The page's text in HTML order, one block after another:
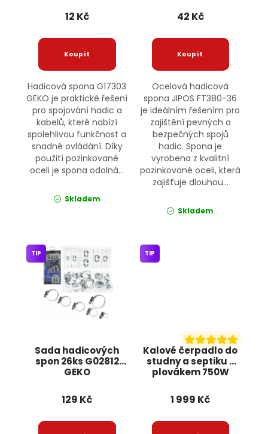
12 Kč
Hadicová spona G17303
GEKO je praktické řešení
pro spojování hadic a
kabelů, které nabízí
spolehlivou funkčnost a
snadné ovládání. Díky
použití pozinkované
oceli je spona odolná...
Skladem
42 Kč
Ocelová hadicová
spona JIPOS FT380-36
je ideálním řešením pro
zajištění pevných a
bezpečných spojů
hadic. Spona je
vyrobena z kvalitní
pozinkované oceli, která
zajišťuje dlouhou...
Skladem
Sada hadicových
spon 26ks G02812
GEKO
TIP
129 Kč
Kalové čerpadlo do
studny a septiku s
plovákem 750W
Powermat
TIP
1 999 Kč